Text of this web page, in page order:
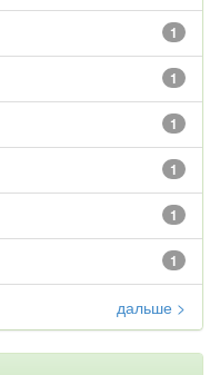
1
1
1
1
1
1
дальше >